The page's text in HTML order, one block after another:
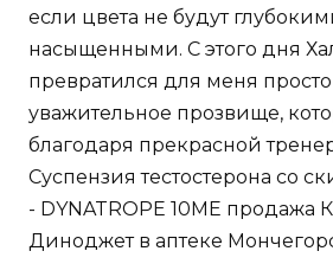
если цвета не будут
насыщенными. С этого дня
превратился для меня
уважительное прозвище,
благодаря прекрасной
Суспензия тестостерона со
- DYNATROPE 10ME продажа
Диноджет в аптеке